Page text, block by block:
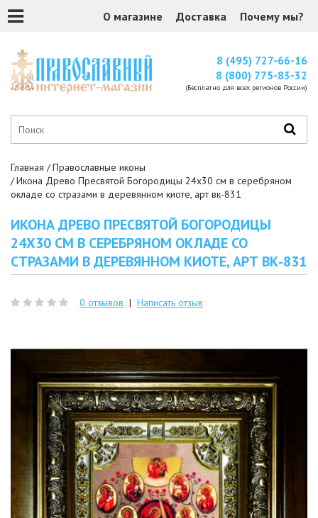
О магазине Доставка Почему мы?
8 (495) 727-66-16
8 (800) 775-83-32
(Бесплатно для всех регионов России)
Главная
Православные иконы
Икона Древо Пресвятой Богородицы 24x30 см в серебряном
окладе со стразами в деревянном киоте, арт вк-831
ИКОНА ДРЕВО ПРЕСВЯТОЙ БОГОРОДИЦЫ
24X30 СМ В СЕРЕБРЯНОМ ОКЛАДЕ СО
СТРАЗАМИ В ДЕРЕВЯННОМ КИОТЕ, АРТ ВК-831
0 отзывов | Написать отзыв